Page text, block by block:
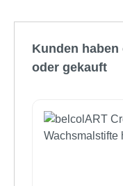
Kunden
oder gekauft